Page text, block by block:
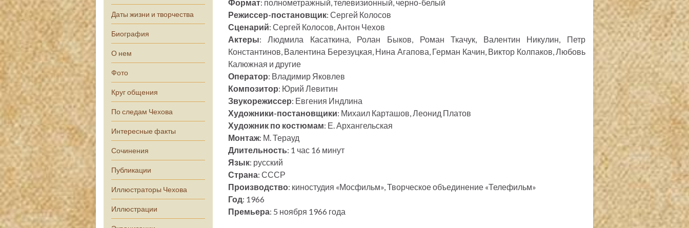
Даты жизни и творчества
Биография
О нем
Фото
Круг общения
По следам Чехова
Интересные факты
Сочинения
Публикации
Иллюстраторы Чехова
Иллюстрации
Формат: полнометражный, телевизионный, черно-белый
Режиссер-постановщик: Сергей Колосов
Сценарий: Сергей Колосов, Антон Чехов
Актеры: Людмила Касаткина, Ролан Быков, Роман Ткачук, Валентин Никулин, Петр
Константинов, Валентина Березуцкая, Нина Агапова, Герман Качин, Виктор Колпаков, Любовь
Калюжная и другие
Оператор: Владимир Яковлев
Композитор: Юрий Левитин
Звукорежиссер: Евгения Индлина
Художники-постановщики: Михаил Карташов, Леонид Платов
Художник по костюмам: Е. Архангельская
Монтаж: М. Терауд
Длительность: 1 час 16 минут
Язык: русский
Страна: СССР
Производство: киностудия «Мосфильм», Творческое объединение «Телефильм»
Год: 1966
Премьера: 5 ноября 1966 года